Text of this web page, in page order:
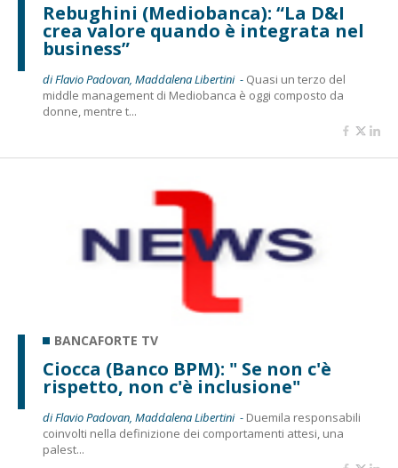
Rebughini (Mediobanca): “La D&I
crea valore quando è integrata nel
business”
di Flavio Padovan, Maddalena Libertini - Quasi un terzo del
middle management di Mediobanca è oggi composto da
donne, mentre t...
BANCAFORTE TV
Ciocca (Banco BPM): " Se non c'è
rispetto, non c'è inclusione"
di Flavio Padovan, Maddalena Libertini - Duemila responsabili
coinvolti nella definizione dei comportamenti attesi, una
palest...